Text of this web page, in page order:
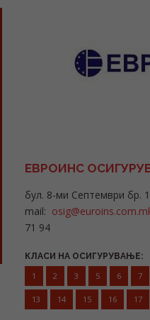
ЕВРОИНС
бул. 8-ми Септември бр.
mail:
71 94
КЛАСИ НА ОСИГУРУВАЊЕ:
1 2 3 5 6 7
13 14 15 16 17